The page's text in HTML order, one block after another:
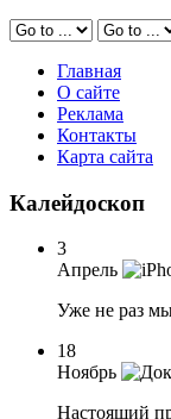
Главная
О сайте
Реклама
Контакты
Карта сайта
Калейдоскоп
3
Апрель
Уже не раз
18
Ноябрь
Настоящий